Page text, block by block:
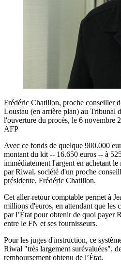
Frédéric Chatillon, proche conseiller
Loustau (en arrière plan) au Tribunal
l'ouverture du procès, le 6 novembre
AFP
Avec ce fonds de quelque 900.000
montant du kit -- 16.650 euros -- à
immédiatement l'argent en achetant
par Riwal, société d'un proche
présidente, Frédéric Chatillon.
Cet aller-retour comptable permet à
millions d'euros, en attendant que les
par l’État pour obtenir de quoi payer
entre le FN et ses fournisseurs.
Pour les juges d'instruction, ce
Riwal "très largement surévaluées",
remboursement obtenu de l’État.